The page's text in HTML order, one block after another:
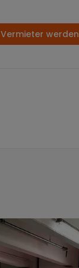
Vermieter werden